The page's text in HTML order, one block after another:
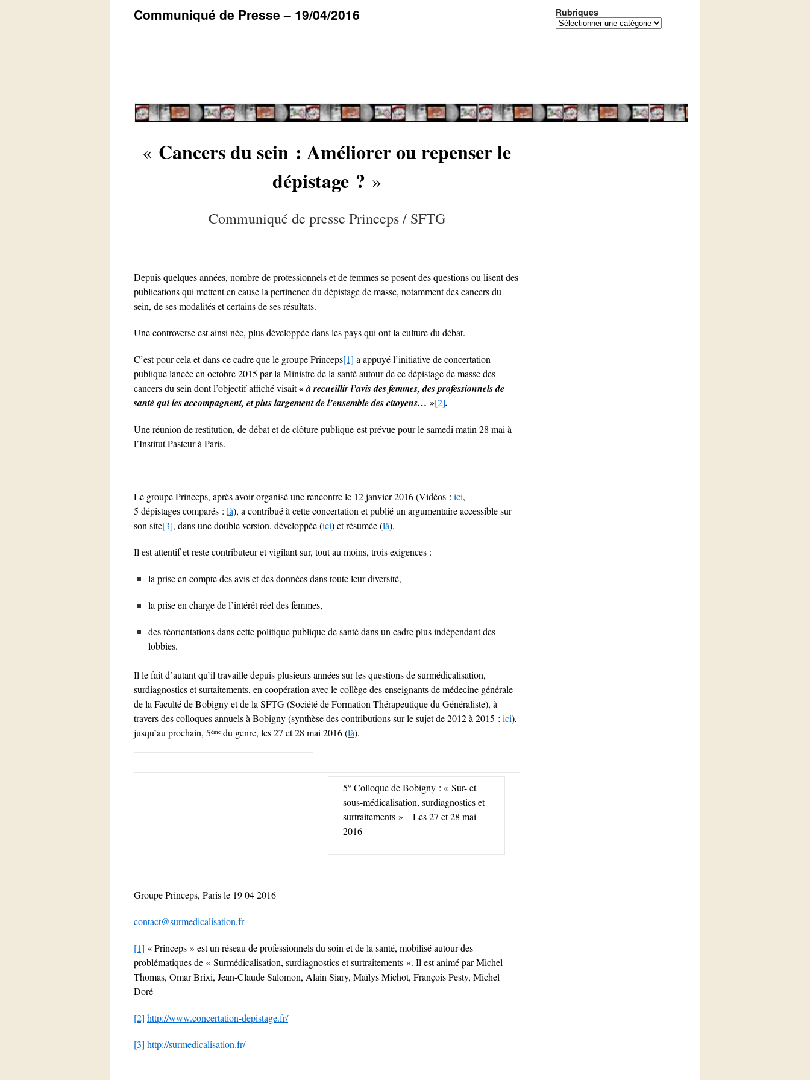
Communiqué de Presse – 19/04/2016
« Cancers du sein : Améliorer ou repenser le
dépistage ? »
Communiqué de presse Princeps / SFTG
Depuis quelques années, nombre de professionnels et de femmes se posent des questions ou lisent des
publications qui mettent en cause la pertinence du dépistage de masse, notamment des cancers du
sein, de ses modalités et certains de ses résultats.
Une controverse est ainsi née, plus développée dans les pays qui ont la culture du débat.
C’est pour cela et dans ce cadre que le groupe Princeps[1] a appuyé l’initiative de concertation
publique lancée en octobre 2015 par la Ministre de la santé autour de ce dépistage de masse des
cancers du sein dont l’objectif affiché visait«à recueillir l’avis des femmes, des professionnels de
santé qui les accompagnent, et plus largement de l’ensemble des citoyens… »[2].
Une réunion de restitution, de débat et de clôture publique est prévue pour le samedi matin 28 mai à
l’Institut Pasteur à Paris.
Le groupe Princeps, après avoir organisé une rencontre le 12 janvier 2016 (Vidéos : ici,
5 dépistages comparés : là), a contribué à cette concertation et publié un argumentaire accessible sur
son site[3], dans une double version, développée (ici) et résumée (là).
Il est attentif et reste contributeur et vigilant sur, tout au moins, trois exigences :
la prise en compte des avis et des données dans toute leur diversité,
la prise en charge de l’intérêt réel des femmes,
des réorientations dans cette politique publique de santé dans un cadre plus indépendant des
lobbies.
Il le fait d’autant qu’il travaille depuis plusieurs années sur les questions de surmédicalisation,
surdiagnostics et surtaitements, en coopération avec le collège des enseignants de médecine générale
de la Faculté de Bobigny et de la SFTG (Société de Formation Thérapeutique du Généraliste), à
travers des colloques annuels à Bobigny (synthèse des contributions sur le sujet de 2012 à 2015 : ici),
jusqu’au prochain, 5ème du genre, les 27 et 28 mai 2016 (là).
5° Colloque de Bobigny : « Sur- et
sous-médicalisation, surdiagnostics et
surtraitements » – Les 27 et 28 mai
2016
Groupe Princeps, Paris le 19 04 2016
contact@surmedicalisation.fr
[1] « Princeps » est un réseau de professionnels du soin et de la santé, mobilisé autour des
problématiques de « Surmédicalisation, surdiagnostics et surtraitements ». Il est animé par Michel
Thomas, Omar Brixi, Jean-Claude Salomon, Alain Siary, Maïlys Michot, François Pesty, Michel
Doré
[2] http://www.concertation-depistage.fr/
[3] http://surmedicalisation.fr/
Rubriques
Rubriques